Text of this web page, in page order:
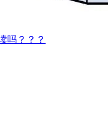
吗？？？